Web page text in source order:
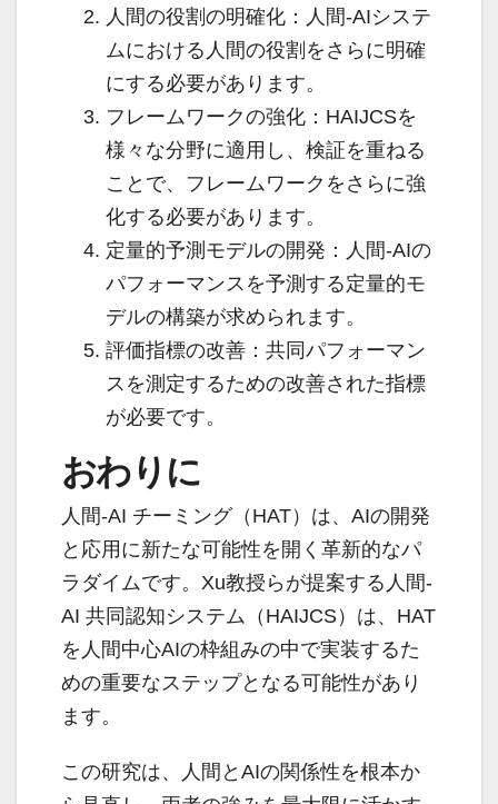
人間の役割の明確化：人間-AIシステ
ムにおける人間の役割をさらに明確
にする必要があります。
フレームワークの強化：HAIJCSを
様々な分野に適用し、検証を重ねる
ことで、フレームワークをさらに強
化する必要があります。
定量的予測モデルの開発：人間-AIの
パフォーマンスを予測する定量的モ
デルの構築が求められます。
評価指標の改善：共同パフォーマン
スを測定するための改善された指標
が必要です。
おわりに
人間-AI チーミング（HAT）は、AIの開発
と応用に新たな可能性を開く革新的なパ
ラダイムです。Xu教授らが提案する人間-
AI 共同認知システム（HAIJCS）は、HAT
を人間中心AIの枠組みの中で実装するた
めの重要なステップとなる可能性があり
ます。
この研究は、人間とAIの関係性を根本か